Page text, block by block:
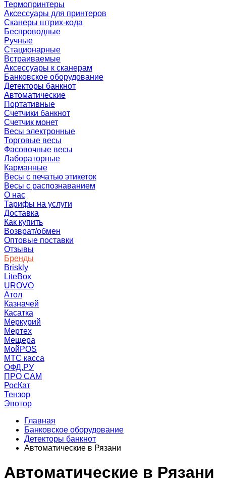
Термопринтеры
Аксессуары для принтеров
Сканеры штрих-кода
Беспроводные
Ручные
Стационарные
Встраиваемые
Аксессуары к сканерам
Банковское оборудование
Детекторы банкнот
Автоматические
Портативные
Счетчики банкнот
Счетчик монет
Весы электронные
Торговые весы
Фасовочные весы
Лабораторные
Карманные
Весы с печатью этикеток
Весы с распознаванием
О нас
Тарифы на услуги
Доставка
Как купить
Возврат/обмен
Оптовые поставки
Отзывы
Бренды
Briskly
LiteBox
UROVO
Атол
Казначей
Касатка
Меркурий
Мертех
Мещера
МойPOS
МТС касса
ОФД.РУ
ПРО САМ
РосКат
Тензор
Эвотор
Главная
Банковское оборудование
Детекторы банкнот
Автоматические в Рязани
Автоматические в Рязани